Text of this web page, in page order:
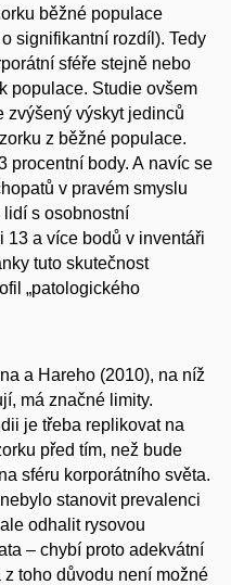
běžné populace
signifikantní rozdíl). Tedy
sféře stejně nebo
populace. Studie ovšem
zvýšený výskyt jedinců
z běžné populace.
procentní body. A navíc se
v pravém smyslu
s osobnostní
13 a více bodů v inventáři
tuto skutečnost
„patologického
a Hareho (2010), na níž
má značné limity.
je třeba replikovat na
před tím, než bude
sféru korporátního světa.
stanovit prevalenci
odhalit rysovou
– chybí proto adekvátní
toho důvodu není možné